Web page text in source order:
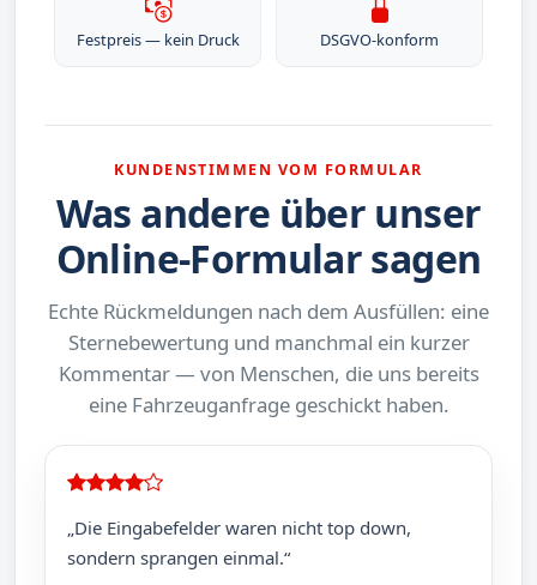
Festpreis — kein Druck DSGVO-konform
KUNDENSTIMMEN VOM FORMULAR
Was andere über unser
Online-Formular sagen
Echte Rückmeldungen nach dem Ausfüllen: eine
Sternebewertung und manchmal ein kurzer
Kommentar — von Menschen, die uns bereits
eine Fahrzeuganfrage geschickt haben.
„Die Eingabefelder waren nicht top down,
sondern sprangen einmal.“